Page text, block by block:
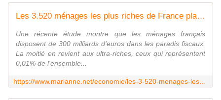
Les 3.520 ménages les plus riches de France planquent... 140 milliards d'euros dans les paradis fiscaux!
Une récente étude montre que les ménages français
disposent de 300 milliards d'euros dans les paradis fiscaux.
La moitié en revient aux ultra-riches, ceux qui représentent
0,01% de l'ensemble...